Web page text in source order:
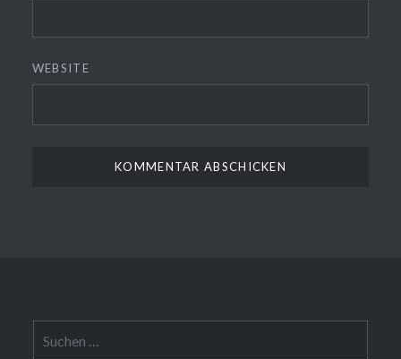
WEBSITE
nach: